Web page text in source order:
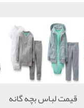
قیمت لباس بچه گانه